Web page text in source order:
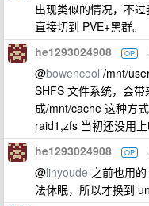
出现类似的情况，不
直接切到 PVE+黑群。
he1293024908 OP
@bowencool /mnt/
SHFS 文件系统，会
成/mnt/cache 这种方
raid1,zfs 当初还没用
he1293024908 OP
@linyoude 之前也用
法休眠，所以才换到